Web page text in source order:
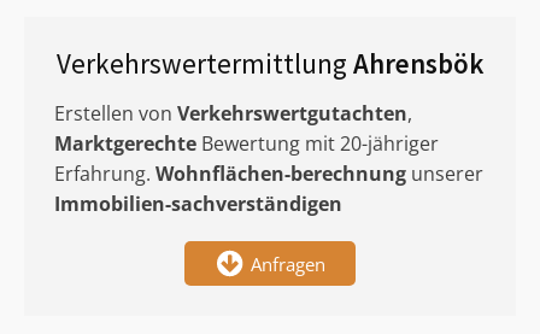
Verkehrswertermittlung Ahrensbök
Erstellen von Verkehrswertgutachten,
Marktgerechte Bewertung mit 20-jähriger
Erfahrung. Wohnflächen-berechnung unserer
Immobilien-sachverständigen
Anfragen